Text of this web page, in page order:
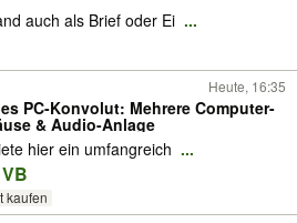
auch als Brief oder Ei ...
Heute, 16:35
PC-Konvolut: Mehrere Computer-
& Audio-Anlage
hier ein umfangreich ...
kaufen